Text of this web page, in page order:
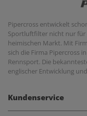
Pipercross entwickelt
Sportluftfilter nicht nur
heimischen Markt. Mit
sich die Firma Pipercross
Rennsport. Die
englischer Entwicklung
Kundenservice